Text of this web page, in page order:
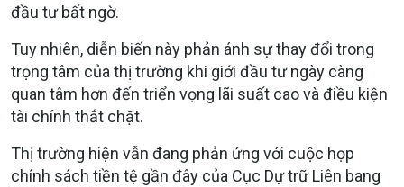
đầu tư bất ngờ.
Tuy nhiên, diễn biến này phản ánh sự thay đổi trong
trọng tâm của thị trường khi giới đầu tư ngày càng
quan tâm hơn đến triển vọng lãi suất cao và điều kiện
tài chính thắt chặt.
Thị trường hiện vẫn đang phản ứng với cuộc họp
chính sách tiền tệ gần đây của Cục Dự trữ Liên bang